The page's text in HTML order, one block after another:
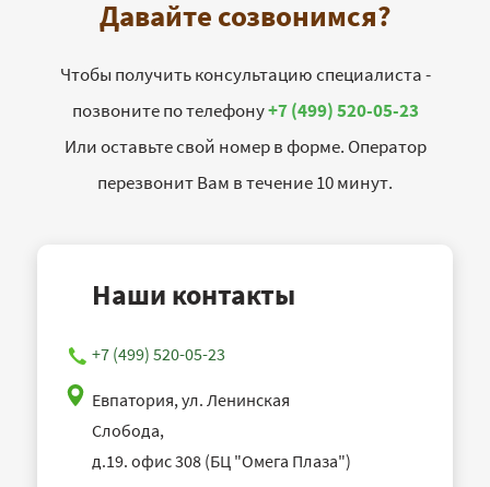
Давайте созвонимся?
Чтобы получить консультацию специалиста -
позвоните по телефону+7 (499) 520-05-23
Или оставьте свой номер в форме. Оператор
перезвонит Вам в течение 10 минут.
Наши контакты
+7 (499) 520-05-23
Евпатория, ул. Ленинская
Слобода,
д.19. офис 308 (БЦ "Омега Плаза")